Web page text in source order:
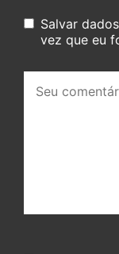
Salvar
vez que eu
comentário: